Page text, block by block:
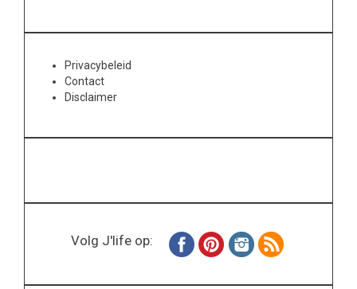
Privacybeleid
Contact
Disclaimer
Volg J'life op: